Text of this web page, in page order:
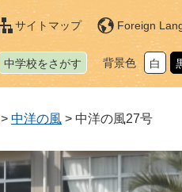
サイトマップ Foreign
中学校をさがす 背景色 白
> 中洋の風 > 中洋の風27号